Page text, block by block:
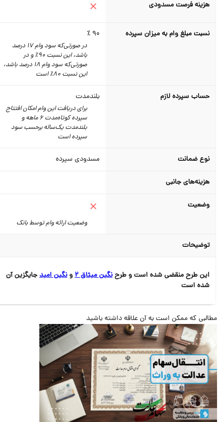
هزینه فرصت مسدودی
نسبت مبلغ وام به میزان سپرده
در صورتی‌که سود وام 17 درصد
باشد، این نسبت 90٪ و در
صورتی‌که سود وام 18 درصد باشد،
این نسبت 80٪‌ است
حساب سپرده لازم بلندمدت
برای دریافت این وام امکان افتتاح
سپرده کوتاه‌مدت 6 ماهه و
بلندمدت یک‌ساله برحسب سود
سپرده است
نوع ضمانت مسدودی سپرده
هزینه‌های جانبی
وضعیت
وضعیت ارائه وام توسط بانک
توضیحات
این طرح منقضی شده است و طرحنگین میثاق 2 ونگین امیدجایگزین آن
شده است
که ممکن است به آن علاقه داشته باشید